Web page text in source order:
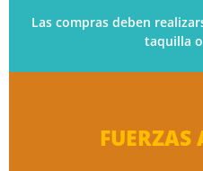
Las compras deben
taquilla